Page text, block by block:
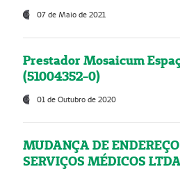
07 de Maio de 2021
Prestador Mosaicum
(51004352-0)
01 de Outubro de 2020
MUDANÇA DE
SERVIÇOS MÉDICOS